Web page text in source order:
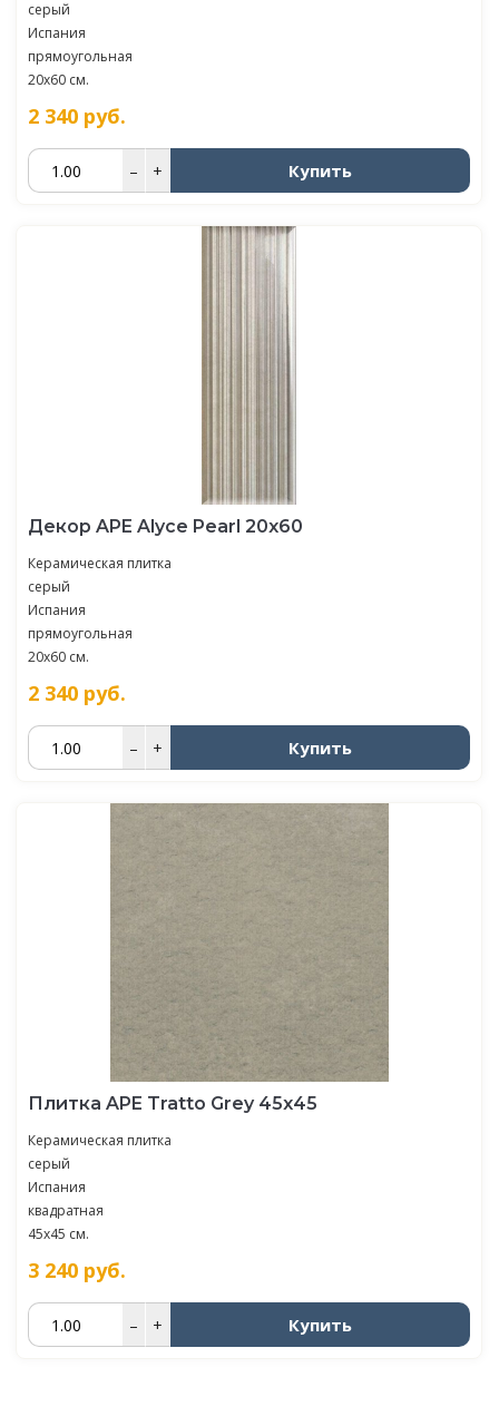
серый
Испания
прямоугольная
20x60 см.
2 340 руб.
– + Купить
Декор APE Alyce Pearl 20х60
Керамическая плитка
серый
Испания
прямоугольная
20x60 см.
2 340 руб.
– + Купить
Плитка APE Tratto Grey 45х45
Керамическая плитка
серый
Испания
квадратная
45x45 см.
3 240 руб.
– + Купить